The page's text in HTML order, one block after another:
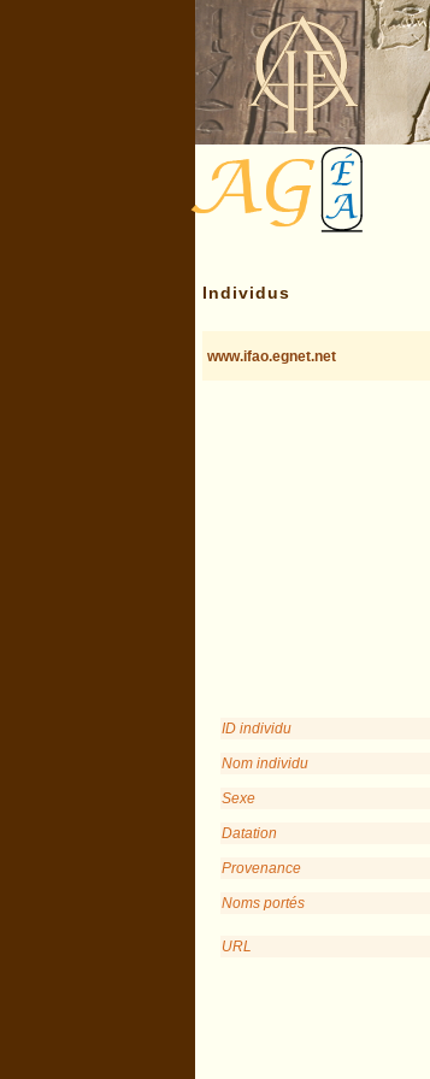
Individus
www.ifao.egnet.net
ID individu
Nom individu
Sexe
Datation
Provenance
Noms portés
URL